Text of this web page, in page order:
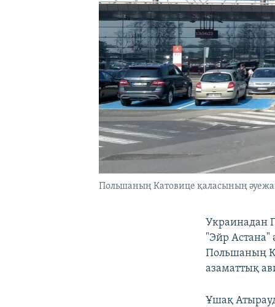
Польшаның Катовице қаласының
Украинадан
"Эйр Астана"
Польшаның
азаматтық
Ұшақ